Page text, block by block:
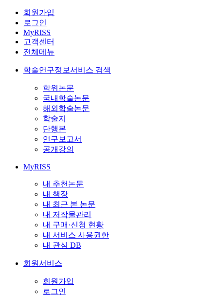
회원가입
로그인
MyRISS
고객센터
전체메뉴
학술연구정보서비스 검색
학위논문
국내학술논문
해외학술논문
학술지
단행본
연구보고서
공개강의
MyRISS
내 추천논문
내 책장
내 최근 본 논문
내 저작물관리
내 구매·신청 현황
내 서비스 사용권한
내 관심 DB
회원서비스
회원가입
로그인